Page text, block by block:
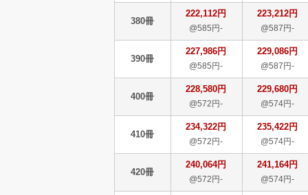
380冊
222,112円
@585円-
223,212円
@587円-
390冊
227,986円
@585円-
229,086円
@587円-
400冊
228,580円
@572円-
229,680円
@574円-
410冊
234,322円
@572円-
235,422円
@574円-
420冊
240,064円
@572円-
241,164円
@574円-